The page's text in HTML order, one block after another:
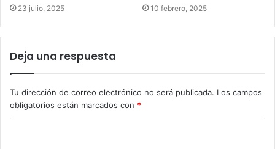
23 julio, 2025 10 febrero, 2025
Deja una respuesta
Tu dirección de correo electrónico no será publicada. Los campos
obligatorios están marcados con *